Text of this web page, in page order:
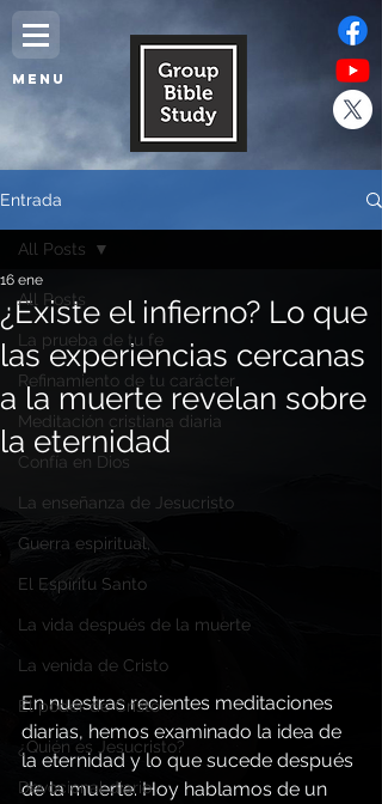
MENU
Entrada
All Posts
La prueba de tu fe
Refinamiento de tu carácter
Meditación cristiana diaria
Confía en Dios
La enseñanza de Jesucristo
Guerra espiritual,
El Espíritu Santo
La vida después de la muerte
La venida de Cristo
El poder de Cristo
¿Quién es Jesucristo?
Devocional diario
All Posts
¿Existe el infierno? Lo que
las experiencias cercanas
a la muerte revelan sobre
la eternidad
16 ene
En nuestras recientes meditaciones
diarias, hemos examinado la idea de
la eternidad y lo que sucede después
de la muerte. Hoy hablamos de un